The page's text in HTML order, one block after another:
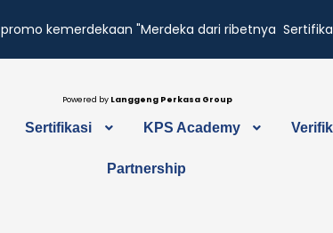
Powered by Langgeng Perkasa Group
Sertifikasi KPS Academy
Partnership
kemerdekaan "Merdeka dari ribetnya